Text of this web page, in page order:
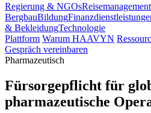
Regierung & NGOsReisemanagement
BergbauBildung
& BekleidungTechnologie
Plattform Warum HAAVYN
Gespräch vereinbaren
Pharmazeutisch
Fürsorgepflicht für
pharmazeutische